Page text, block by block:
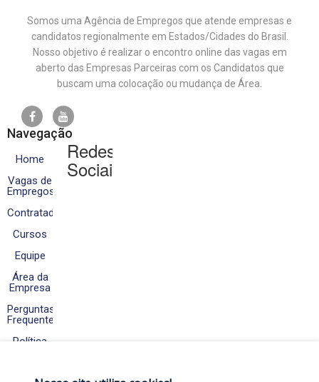
Somos uma Agência de Empregos que atende empresas e
candidatos regionalmente em Estados/Cidades do Brasil.
Nosso objetivo é realizar o encontro online das vagas em
aberto das Empresas Parceiras com os Candidatos que
buscam uma colocação ou mudança de Área.
Navegação
Home
Vagas de
Empregos
Contratados
Cursos
Equipe
Área da
Empresa
Perguntas
Frequentes
Política
Redes
Sociais